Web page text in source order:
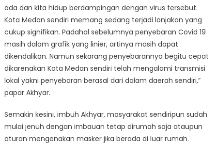
ada dan kita hidup berdampingan dengan virus tersebut.
Kota Medan sendiri memang sedang terjadi lonjakan yang
cukup signifikan. Padahal sebelumnya penyebaran Covid 19
masih dalam grafik yang linier, artinya masih dapat
dikendalikan. Namun sekarang penyebarannya begitu cepat
dikarenakan Kota Medan sendiri telah mengalami transmisi
lokal yakni penyebaran berasal dari dalam daerah sendiri,”
papar Akhyar.
Semakin kesini, imbuh Akhyar, masyarakat sendiripun sudah
mulai jenuh dengan imbauan tetap dirumah saja ataupun
aturan mengenakan masker jika berada di luar rumah.